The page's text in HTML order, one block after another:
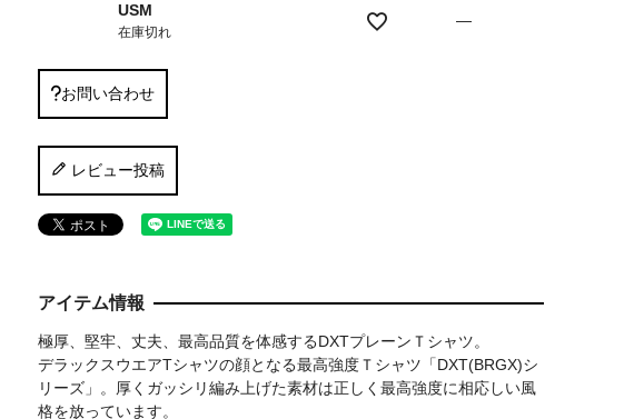
デラックスウエア
SDT-2302
ポイント20倍
8,250税込
USM
在庫切れ
—
お問い合わせ
レビュー投稿
アイテム情報
極厚、堅牢、丈夫、最高品質を体感するDXTプレーンＴシャツ。
デラックスウエアTシャツの顔となる最高強度Ｔシャツ「DXT(BRGX)シ
リーズ」。厚くガッシリ編み上げた素材は正しく最高強度に相応しい風
格を放っています。